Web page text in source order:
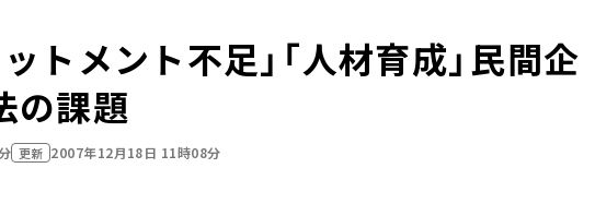
トメント不足」「人材育成」――民間企
の課題
更新 2007年12月18日 11時08分